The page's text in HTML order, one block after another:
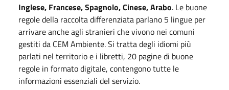
Inglese, Francese, Spagnolo, Cinese, Arabo. Le buone
regole della raccolta differenziata parlano 5 lingue per
arrivare anche agli stranieri che vivono nei comuni
gestiti da CEM Ambiente. Si tratta degli idiomi più
parlati nel territorio e i libretti, 20 pagine di buone
regole in formato digitale, contengono tutte le
informazioni essenziali del servizio.